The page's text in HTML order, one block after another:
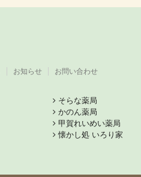
お知らせ お問い合わせ
そらな薬局
かのん薬局
甲賀れいめい薬局
懐かし処 いろり家